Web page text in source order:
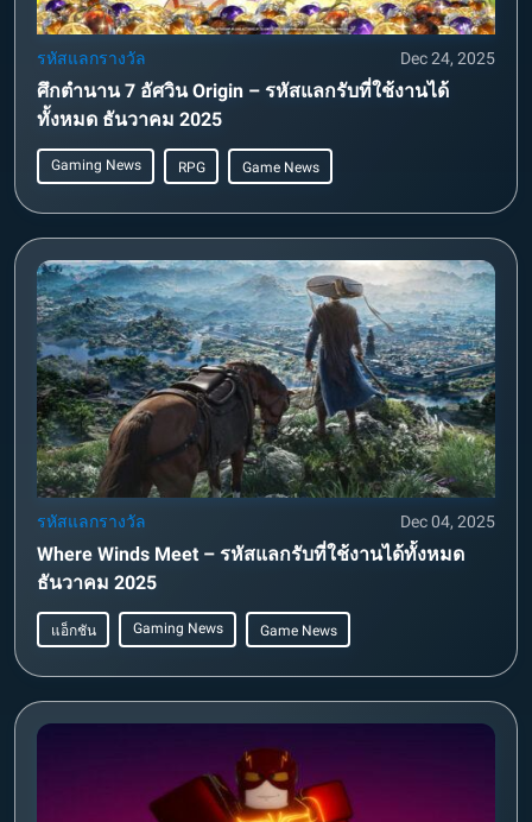
รหัสแลกรางวัล Dec 24, 2025
ศึกตำนาน 7 อัศวิน Origin – รหัสแลกรับที่ใช้งานได้
ทั้งหมด ธันวาคม 2025
Gaming News RPG Game News
รหัสแลกรางวัล Dec 04, 2025
Where Winds Meet – รหัสแลกรับที่ใช้งานได้ทั้งหมด
ธันวาคม 2025
แอ็กชัน Gaming News Game News